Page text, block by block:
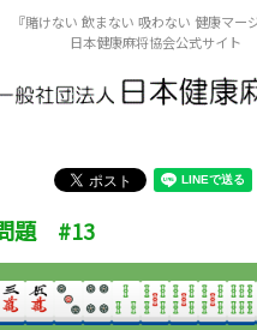
『賭けない 飲まない 吸わない 健康マー
日本健康麻将協会公式サイト
題 #13